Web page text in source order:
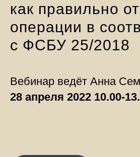
как правильно
операции в
с ФСБУ 25/2018
Вебинар ведёт Анна
28 апреля 2022 10.00-